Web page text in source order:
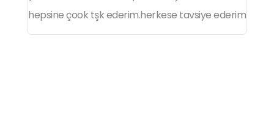
hepsine çook tşk ederim.herkese tavsiye ederim